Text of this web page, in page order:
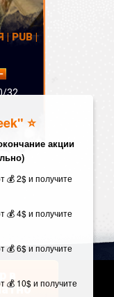
PUB |
32
⭐️
акции
💰 2$ и получите
💰 4$ и получите
💰 6$ и получите
💰 10$ и получите